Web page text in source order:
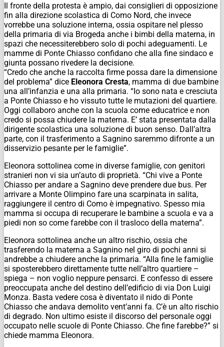
Il fronte della protesta è ampio, dai consiglieri di opposizione
fin alla direzione scolastica di Como Nord, che invece
vorrebbe una soluzione interna, ossia ospitare nel plesso
della primaria di via Brogeda anche i bimbi della materna, in
spazi che necessiterebbero solo di pochi adeguamenti. Le
mamme di Ponte Chiasso confidano che alla fine sindaco e
giunta possano rivedere la decisione.
“Credo che anche la raccolta firme possa dare la dimensione
del problema” dice Eleonora Cresta, mamma di due bambine
una all’infanzia e una alla primaria. “Io sono nata e cresciuta
a Ponte Chiasso e ho vissuto tutte le mutazioni del quartiere.
Oggi collaboro anche con la scuola come educatrice e non
credo si possa chiudere la materna. E’ stata presentata dalla
dirigente scolastica una soluzione di buon senso. Dall’altra
parte, con il trasferimento a Sagnino saremmo difronte a un
disservizio pesante per le famiglie”.
Eleonora sottolinea come in diverse famiglie, con genitori
stranieri non vi sia un’auto di proprietà. “Chi vive a Ponte
Chiasso per andare a Sagnino deve prendere due bus. Per
arrivare a Monte Olimpino fare una scarpinata in salita,
raggiungere il centro di Como è impegnativo. Spesso mia
mamma si occupa di recuperare le bambine a scuola e va a
piedi non so come farebbe con il trasloco della materna”.
Eleonora sottolinea anche un altro rischio, ossia che
trasferendo la materna a Sagnino nel giro di pochi anni si
andrebbe a chiudere anche la primaria. “Alla fine le famiglie
si sposterebbero direttamente tutte nell’altro quartiere –
spiega – non voglio neppure pensarci. E confesso di essere
preoccupata anche del destino dell’edificio di via Don Luigi
Monza. Basta vedere cosa è diventato il nido di Ponte
Chiasso che andava demolito vent’anni fa. C’è un alto rischio
di degrado. Non ultimo esiste il discorso del personale oggi
occupato nelle scuole di Ponte Chiasso. Che fine farebbe?” si
chiede mamma Eleonora.